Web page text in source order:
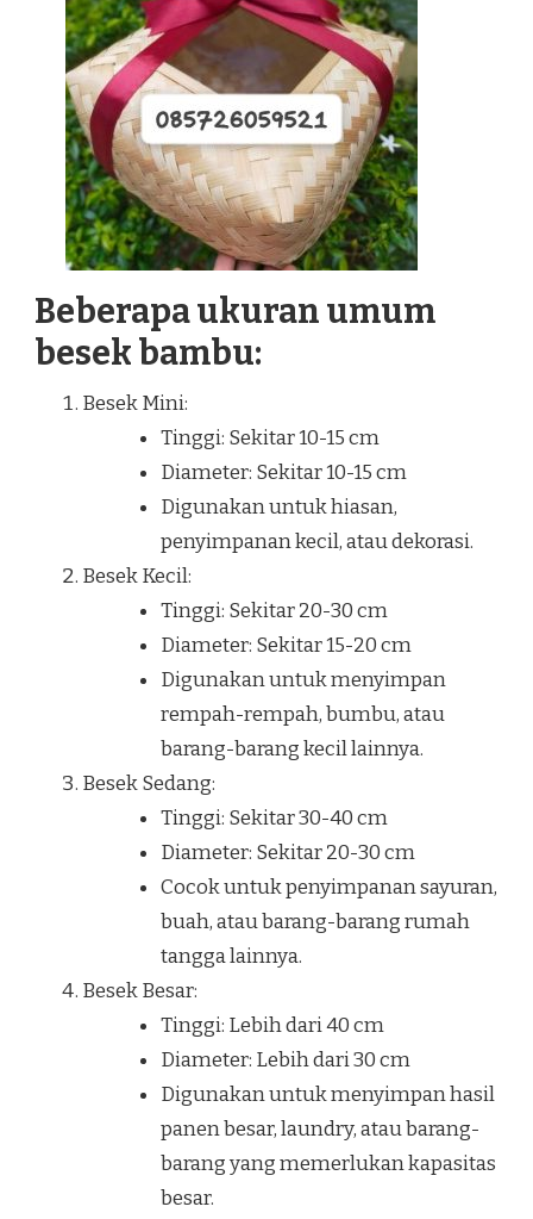
Beberapa ukuran umum
besek bambu:
Besek Mini:
Tinggi: Sekitar 10-15 cm
Diameter: Sekitar 10-15 cm
Digunakan untuk hiasan,
penyimpanan kecil, atau dekorasi.
Besek Kecil:
Tinggi: Sekitar 20-30 cm
Diameter: Sekitar 15-20 cm
Digunakan untuk menyimpan
rempah-rempah, bumbu, atau
barang-barang kecil lainnya.
Besek Sedang:
Tinggi: Sekitar 30-40 cm
Diameter: Sekitar 20-30 cm
Cocok untuk penyimpanan sayuran,
buah, atau barang-barang rumah
tangga lainnya.
Besek Besar:
Tinggi: Lebih dari 40 cm
Diameter: Lebih dari 30 cm
Digunakan untuk menyimpan hasil
panen besar, laundry, atau barang-
barang yang memerlukan kapasitas
besar.